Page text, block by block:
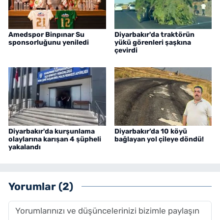
Amedspor Binpınar Su
sponsorluğunu yeniledi
Diyarbakır'da traktörün
yükü görenleri şaşkına
çevirdi
Diyarbakır'da kurşunlama
olaylarına karışan 4 şüpheli
yakalandı
Diyarbakır’da 10 köyü
bağlayan yol çileye döndü!
Yorumlar (2)